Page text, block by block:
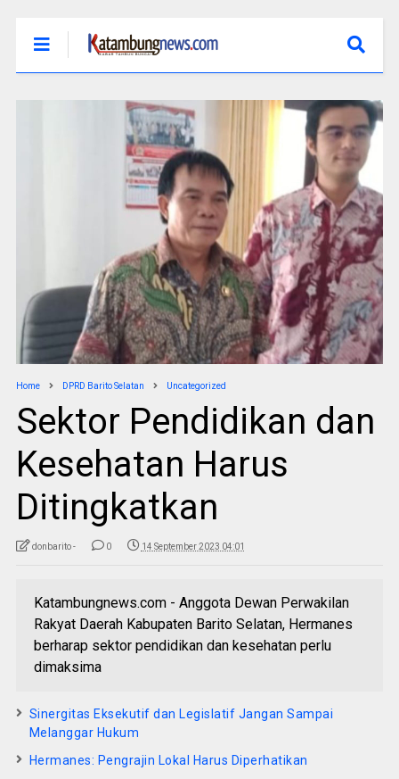
Home DPRD Barito Selatan Uncategorized
Sektor Pendidikan dan
Kesehatan Harus
Ditingkatkan
donbarito - 0 14 September 2023 04:01
Katambungnews.com - Anggota Dewan Perwakilan
Rakyat Daerah Kabupaten Barito Selatan, Hermanes
berharap sektor pendidikan dan kesehatan perlu
dimaksima
Sinergitas Eksekutif dan Legislatif Jangan Sampai
Melanggar Hukum
Hermanes: Pengrajin Lokal Harus Diperhatikan